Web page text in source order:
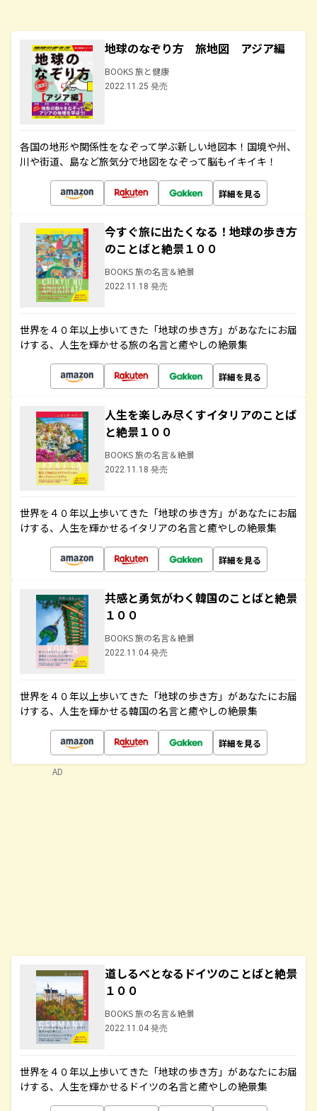
地球のなぞり方 旅地図 アジア編
BOOKS 旅と健康
2022.11.25 発売
各国の地形や関係性をなぞって学ぶ新しい地図本！国境や州、
川や街道、島など旅気分で地図をなぞって脳もイキイキ！
詳細を見る
今すぐ旅に出たくなる！地球の歩き方
のことばと絶景１００
BOOKS 旅の名言＆絶景
2022.11.18 発売
世界を４０年以上歩いてきた「地球の歩き方」があなたにお届
けする、人生を輝かせる旅の名言と癒やしの絶景集
詳細を見る
人生を楽しみ尽くすイタリアのことば
と絶景１００
BOOKS 旅の名言＆絶景
2022.11.18 発売
世界を４０年以上歩いてきた「地球の歩き方」があなたにお届
けする、人生を輝かせるイタリアの名言と癒やしの絶景集
詳細を見る
共感と勇気がわく韓国のことばと絶景
１００
BOOKS 旅の名言＆絶景
2022.11.04 発売
世界を４０年以上歩いてきた「地球の歩き方」があなたにお届
けする、人生を輝かせる韓国の名言と癒やしの絶景集
詳細を見る
道しるべとなるドイツのことばと絶景
１００
BOOKS 旅の名言＆絶景
2022.11.04 発売
世界を４０年以上歩いてきた「地球の歩き方」があなたにお届
けする、人生を輝かせるドイツの名言と癒やしの絶景集
AD